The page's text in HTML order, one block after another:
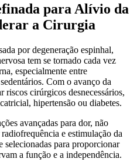
para Alívio da
a Cirurgia
por degeneração espinhal,
tem se tornado cada vez
especialmente entre
Com o avanço da
riscos cirúrgicos desnecessários,
hipertensão ou diabetes.
avançadas para dor, não
e estimulação da
selecionadas para proporcionar
a função e a independência.